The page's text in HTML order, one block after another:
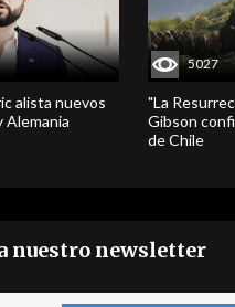
alista nuevos
Alemania
5027
"La
Gibson
de Chile
nuestro newsletter